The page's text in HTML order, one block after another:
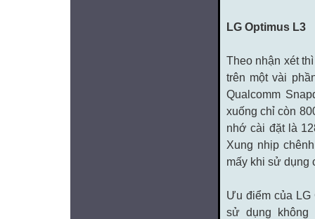
LG Optimus L3
Theo nhận xét
trên một vài
Qualcomm
xuống chỉ còn
nhớ cài đặt là
Xung nhịp
mấy khi sử dụng
Ưu điểm của
sử dụng không